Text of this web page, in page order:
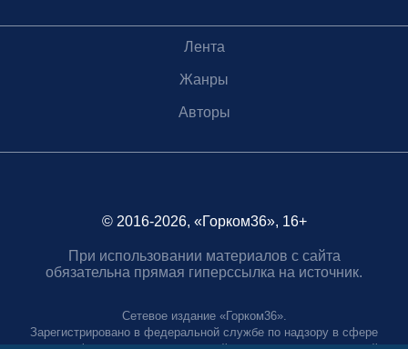
Лента
Жанры
Авторы
© 2016-2026, «Горком36», 16+
При использовании материалов с сайта
обязательна прямая гиперссылка на источник.
Сетевое издание «Горком36».
Зарегистрировано в федеральной службе по надзору в сфере